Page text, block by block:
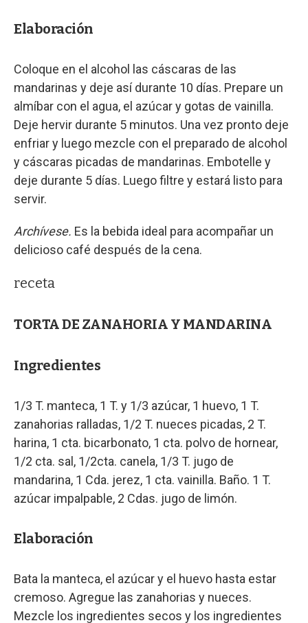
Elaboración
Coloque en el alcohol las cáscaras de las
mandarinas y deje así durante 10 días. Prepare un
almíbar con el agua, el azúcar y gotas de vainilla.
Deje hervir durante 5 minutos. Una vez pronto deje
enfriar y luego mezcle con el preparado de alcohol
y cáscaras picadas de mandarinas. Embotelle y
deje durante 5 días. Luego filtre y estará listo para
servir.
Archívese. Es la bebida ideal para acompañar un
delicioso café después de la cena.
receta
TORTA DE ZANAHORIA Y MANDARINA
Ingredientes
1/3 T. manteca, 1 T. y 1/3 azúcar, 1 huevo, 1 T.
zanahorias ralladas, 1/2 T. nueces picadas, 2 T.
harina, 1 cta. bicarbonato, 1 cta. polvo de hornear,
1/2 cta. sal, 1/2cta. canela, 1/3 T. jugo de
mandarina, 1 Cda. jerez, 1 cta. vainilla. Baño. 1 T.
azúcar impalpable, 2 Cdas. jugo de limón.
Elaboración
Bata la manteca, el azúcar y el huevo hasta estar
cremoso. Agregue las zanahorias y nueces.
Mezcle los ingredientes secos y los ingredientes